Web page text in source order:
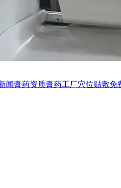
闻膏药资质膏药工厂穴位贴敷免